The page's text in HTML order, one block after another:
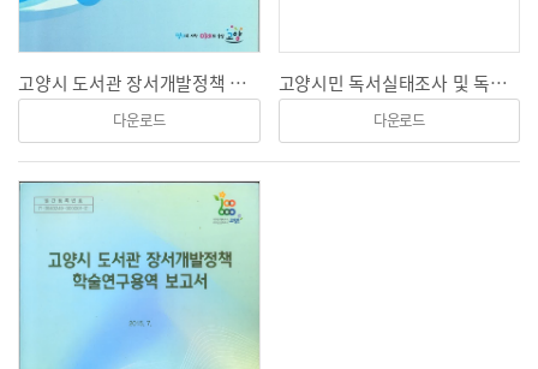
고양시 도서관 장서개발정책 학술연구용역 보고서
다운로드
고양시민 독서실태조사 및 독서진흥계획(2017-2022)
다운로드